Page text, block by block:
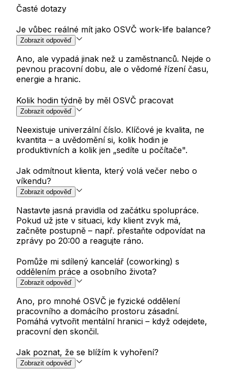
Časté dotazy
Je vůbec reálné mít jako OSVČ work-life balance?
Zobrazit odpověď
Ano, ale vypadá jinak než u zaměstnanců. Nejde o
pevnou pracovní dobu, ale o vědomé řízení času,
energie a hranic.
Kolik hodin týdně by měl OSVČ pracovat
Zobrazit odpověď
Neexistuje univerzální číslo. Klíčové je kvalita, ne
kvantita – a uvědomění si, kolik hodin je
produktivních a kolik jen „sedíte u počítače".
Jak odmítnout klienta, který volá večer nebo o
víkendu?
Zobrazit odpověď
Nastavte jasná pravidla od začátku spolupráce.
Pokud už jste v situaci, kdy klient zvyk má,
začněte postupně – např. přestaňte odpovídat na
zprávy po 20:00 a reagujte ráno.
Pomůže mi sdílený kancelář (coworking) s
oddělením práce a osobního života?
Zobrazit odpověď
Ano, pro mnohé OSVČ je fyzické oddělení
pracovního a domácího prostoru zásadní.
Pomáhá vytvořit mentální hranici – když odejdete,
pracovní den skončil.
Jak poznat, že se blížím k vyhoření?
Zobrazit odpověď